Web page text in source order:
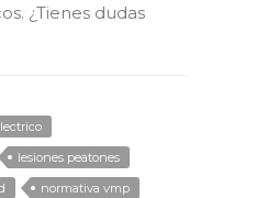
¿Tienes dudas
lesiones peatones
normativa vmp